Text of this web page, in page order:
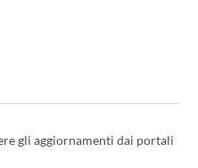
gli aggiornamenti dai portali